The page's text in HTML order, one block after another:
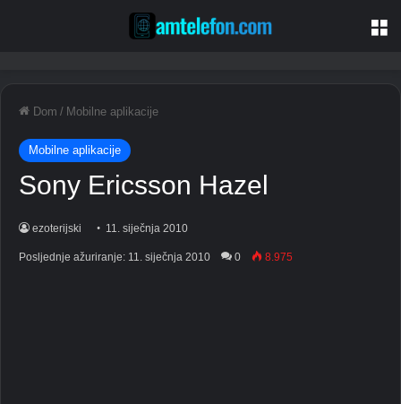
Dom / Mobilne aplikacije
Mobilne aplikacije
Sony Ericsson Hazel
ezoterijski 11. siječnja 2010
Posljednje ažuriranje: 11. siječnja 2010 0 8.975